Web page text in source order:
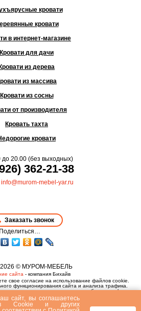
кровати
кровати
в интернет-магазине
Кровати для дачи
Кровати из дерева
из массива
Кровати из сосны
от производителя
Кровать тахта
кровати
до 20.00 (без выходных)
362-21-38
info@murom-mebel-yar.ru
Заказать звонок
Поделиться…
2026 © МУРОМ-МЕБЕЛЬ
сайта - компания Бихайв
свое согласие на использование файлов cookie.
функционирования сайта и анализа трафика.
,пользовательское соглашениеипубличная оферта
сайт, вы соглашаетесь
Сookie и других